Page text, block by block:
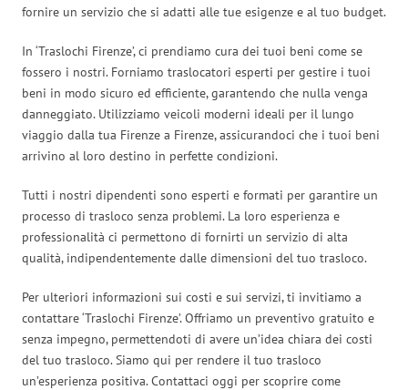
fornire un servizio che si adatti alle tue esigenze e al tuo budget.
In ‘Traslochi Firenze’, ci prendiamo cura dei tuoi beni come se
fossero i nostri. Forniamo traslocatori esperti per gestire i tuoi
beni in modo sicuro ed efficiente, garantendo che nulla venga
danneggiato. Utilizziamo veicoli moderni ideali per il lungo
viaggio dalla tua Firenze a Firenze, assicurandoci che i tuoi beni
arrivino al loro destino in perfette condizioni.
Tutti i nostri dipendenti sono esperti e formati per garantire un
processo di trasloco senza problemi. La loro esperienza e
professionalità ci permettono di fornirti un servizio di alta
qualità, indipendentemente dalle dimensioni del tuo trasloco.
Per ulteriori informazioni sui costi e sui servizi, ti invitiamo a
contattare ‘Traslochi Firenze’. Offriamo un preventivo gratuito e
senza impegno, permettendoti di avere un’idea chiara dei costi
del tuo trasloco. Siamo qui per rendere il tuo trasloco
un’esperienza positiva. Contattaci oggi per scoprire come